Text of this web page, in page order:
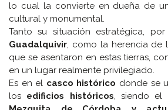
lo cual la convierte en dueña de
cultural y monumental.
Tanto su situación estratégica,
Guadalquivir, como la herencia de
que se asentaron en estas tierras,
en un lugar realmente privilegiado.
Es en el casco histórico donde se
los edificios históricos, siendo el